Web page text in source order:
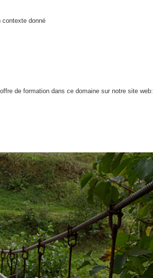
contexte donné
de formation dans ce domaine sur notre site web: